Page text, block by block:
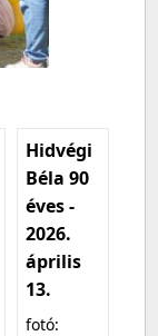
Hidvégi
Béla 90
éves -
2026.
április
13.
fotó: